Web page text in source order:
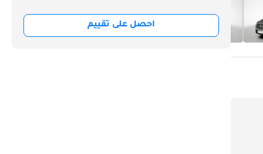
احصل على تقييم